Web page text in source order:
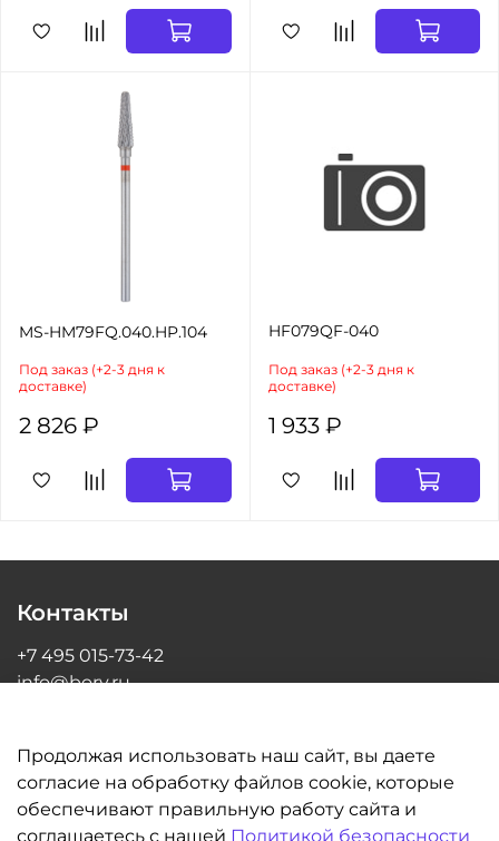
MS-HM79FQ.040.HP.104
Под заказ (+2-3 дня к
доставке)
2 826 ₽
HF079QF-040
Под заказ (+2-3 дня к
доставке)
1 933 ₽
Информация
Контакты
+7 495 015-73-42
info@bory.ru
Продолжая использовать наш сайт, вы даете
согласие на обработку файлов cookie, которые
обеспечивают правильную работу сайта и
соглашаетесь с нашей Политикой безопасности